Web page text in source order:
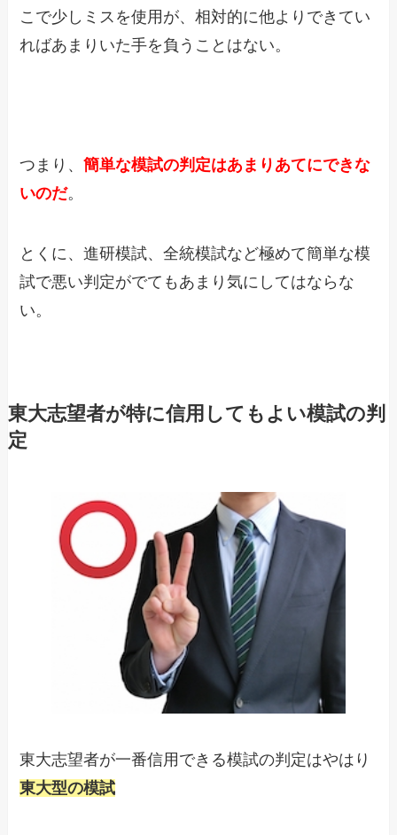
こで少しミスを使用が、相対的に他よりできてい
ればあまりいた手を負うことはない。
つまり、簡単な模試の判定はあまりあてにできな
いのだ。
とくに、進研模試、全統模試など極めて簡単な模
試で悪い判定がでてもあまり気にしてはならな
い。
東大志望者が特に信用してもよい模試の判
定
東大志望者が一番信用できる模試の判定はやはり
東大型の模試